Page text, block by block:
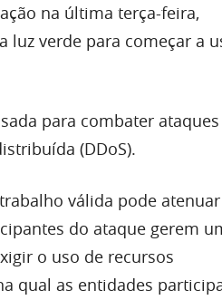
na última terça-feira,
luz verde para começar a
para combater
(DDoS).
válida pode
do ataque gerem
o uso de recursos
qual as entidades